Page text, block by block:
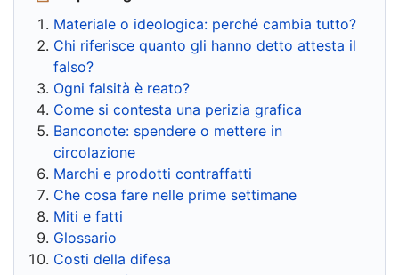
Materiale o ideologica: perché cambia tutto?
Chi riferisce quanto gli hanno detto attesta il
falso?
Ogni falsità è reato?
Come si contesta una perizia grafica
Banconote: spendere o mettere in
circolazione
Marchi e prodotti contraffatti
Che cosa fare nelle prime settimane
Miti e fatti
Glossario
Costi della difesa